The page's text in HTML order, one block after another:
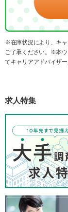
※在庫状況により、キャ
ご了承ください。※本
てキャリアアドバイザ
求人特集